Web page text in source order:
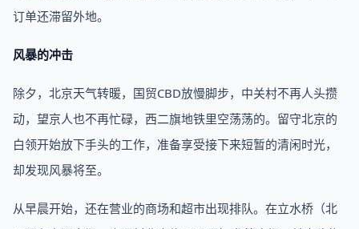
订单还滞留外地。
风暴的冲击
除夕，北京天气转暖，国贸CBD放慢脚步，中关村不再人头攒
动，望京人也不再忙碌，西二旗地铁里空荡荡的。留守北京的
白领开始放下手头的工作，准备享受接下来短暂的清闲时光，
却发现风暴将至。
从早晨开始，还在营业的商场和超市出现排队。在立水桥（北